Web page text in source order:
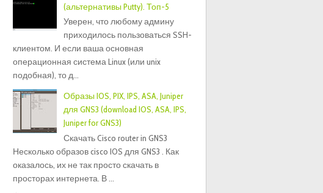
(альтернативы Putty). Топ-5
Уверен, что любому админу
приходилось пользоваться SSH-
клиентом. И если ваша основная
операционная система Linux (или unix
подобная), то д...
Образы IOS, PIX, IPS, ASA, Juniper
для GNS3 (download IOS, ASA, IPS,
Juniper for GNS3)
Скачать Cisco router in GNS3
Несколько образов cisco IOS для GNS3 . Как
оказалось, их не так просто скачать в
просторах интернета. В ...